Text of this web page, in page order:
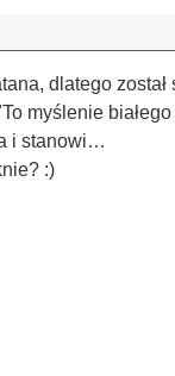
dlatego
myślenie
i stanowi…
:)